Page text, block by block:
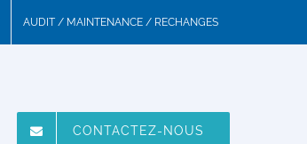
AUDIT / MAINTENANCE / RECHANGES
CONTACTEZ-NOUS